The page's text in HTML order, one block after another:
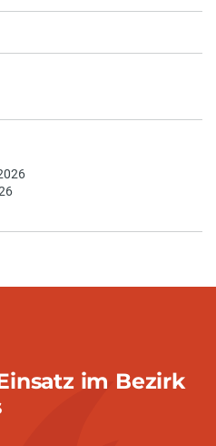
im Bezirk